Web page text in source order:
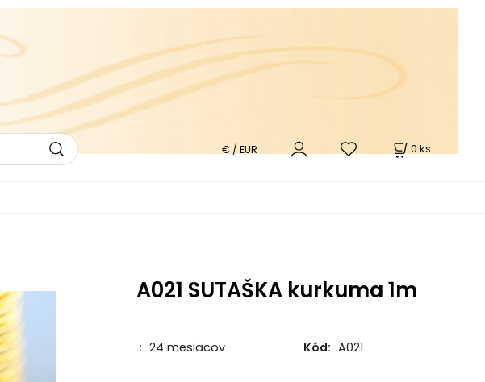
0 ks
€ / EUR
A021 SUTAŠKA kurkuma 1m
: 24 mesiacov Kód: A021